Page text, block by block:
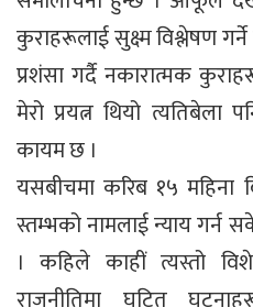
कुराहरूलाई सुक्ष्म विश्लेषण
प्रशंसा गर्दै नकारात्मक
मेरो प्रयत्न थियो त्यतिबेला
कायम छ ।
यसबीचमा करिब १५
स्तम्भको नामलाई न्याय
। कहिले काहीं त्यस्तो